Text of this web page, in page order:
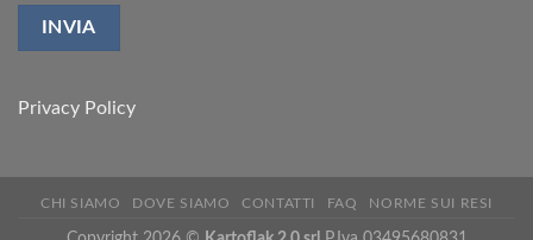
Privacy Policy
CHI SIAMO DOVE SIAMO CONTATTI FAQ NORME SUI RESI